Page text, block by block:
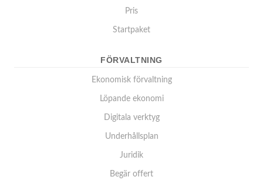
Pris
Startpaket
FÖRVALTNING
Ekonomisk förvaltning
Löpande ekonomi
Digitala verktyg
Underhållsplan
Juridik
Begär offert